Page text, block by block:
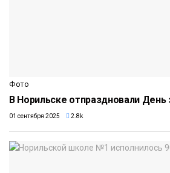
Фото
В Норильске отпраздновали День
01 сентября 2025 2.8k